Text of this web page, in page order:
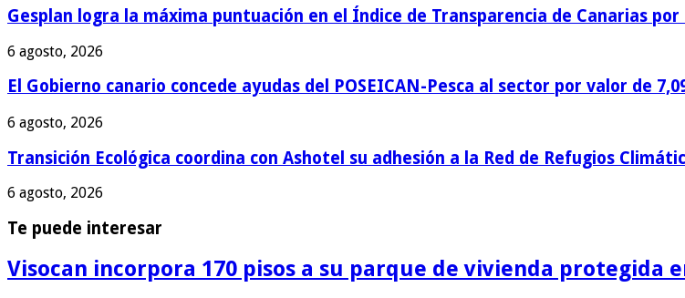
Gesplan logra la máxima puntuación en el Índice de Transparencia de Canarias
6 agosto, 2026
El Gobierno canario concede ayudas del POSEICAN-Pesca al sector por valor de
6 agosto, 2026
Transición Ecológica coordina con Ashotel su adhesión a la Red de Refugios
6 agosto, 2026
Te puede interesar
Visocan incorpora 170 pisos a su parque de vivienda